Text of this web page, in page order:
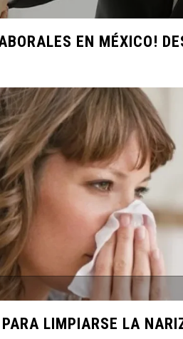
y
de
Próximo
de
EN MÉXICO!
LIMPIARSE LA